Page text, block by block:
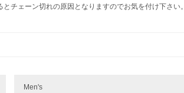
チェーン切れの原因となりますのでお気を付け下さい。
Men's